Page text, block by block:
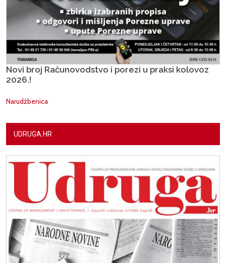
Novi broj Računovodstvo i porezi u praksi kolovoz
2026.!
Narudžbenica
UDRUGA.HR